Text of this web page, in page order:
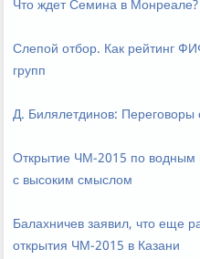
Что ждет Семина в Монреале?
Слепой отбор. Как рейтинг
групп
Д. Билялетдинов:
Открытие ЧМ-2015 по водным
с высоким смыслом
Балахничев заявил, что еще
открытия ЧМ-2015 в Казани